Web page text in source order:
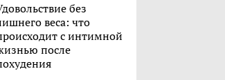
без
веса: что
с интимной
после